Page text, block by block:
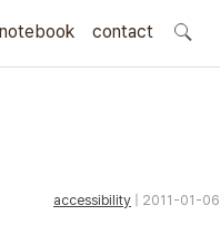
notebook contact
search
accessibility | 2011-01-06